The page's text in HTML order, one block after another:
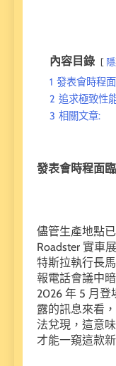
內容目錄
1 發表會時程
2 追求極致性
3 相關文章:
發表會時程面
儘管生產地點
Roadster 實車
特斯拉執行長
報電話會議中
2026 年 5 月登
露的訊息來看
法兌現，這意
才能一窺這款